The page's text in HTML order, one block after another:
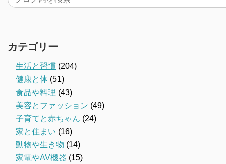
カテゴリー
生活と習慣 (204)
健康と体 (51)
食品や料理 (43)
美容とファッション (49)
子育てと赤ちゃん (24)
家と住まい (16)
動物や生き物 (14)
家電やAV機器 (15)